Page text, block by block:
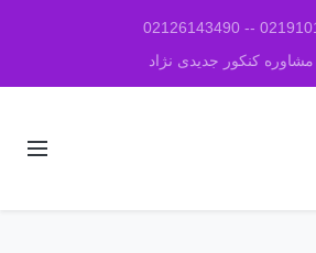
02191015187 --
کنکور جدیدی نژاد